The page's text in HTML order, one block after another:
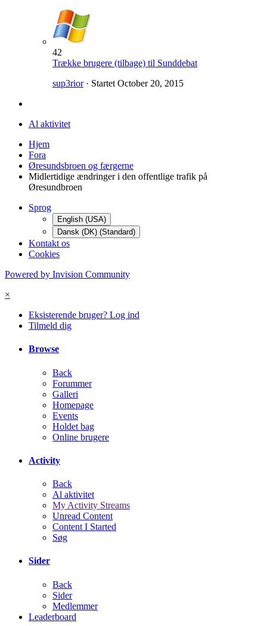
42
Trække brugere (tilbage) til Sunddebat
sup3rior· Startet October 20, 2015
Al aktivitet
Hjem
Fora
Øresundsbroen og færgerne
Midlertidige ændringer i den offentlige trafik på
Øresundbroen
Sprog
English (USA)
Dansk (DK) (Standard)
Kontakt os
Cookies
Powered by Invision Community
×
Eksisterende bruger? Log ind
Tilmeld dig
Browse
Back
Forummer
Galleri
Homepage
Events
Holdet bag
Online brugere
Activity
Back
Al aktivitet
My Activity Streams
Unread Content
Content I Started
Søg
Sider
Back
Sider
Medlemmer
Leaderboard